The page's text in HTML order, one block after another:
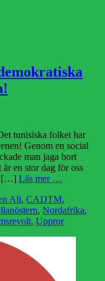
tunisiska folket har
Genom en social
man jaga bort
en stor dag för oss
[…] Läs mer …
Ali, CADTM,
, Nordafrika,
, Uppror